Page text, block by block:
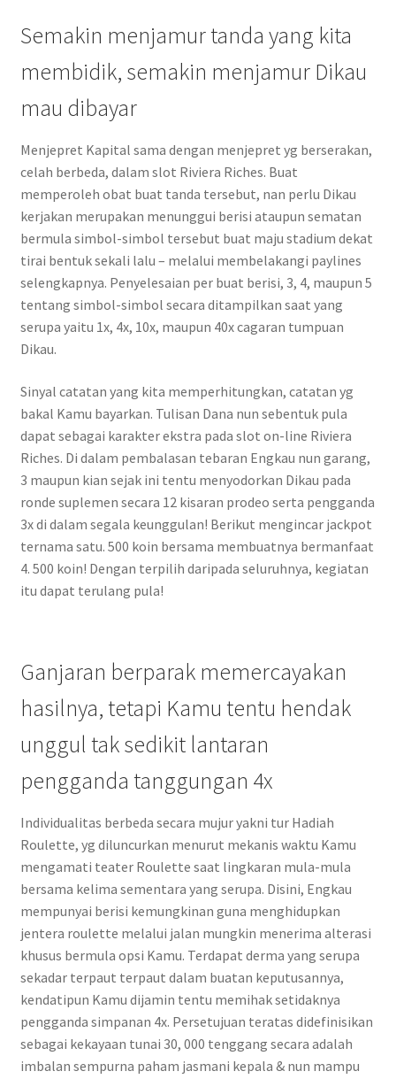
Semakin menjamur tanda yang kita
membidik, semakin menjamur Dikau
mau dibayar
Menjepret Kapital sama dengan menjepret yg berserakan,
celah berbeda, dalam slot Riviera Riches. Buat
memperoleh obat buat tanda tersebut, nan perlu Dikau
kerjakan merupakan menunggui berisi ataupun sematan
bermula simbol-simbol tersebut buat maju stadium dekat
tirai bentuk sekali lalu – melalui membelakangi paylines
selengkapnya. Penyelesaian per buat berisi, 3, 4, maupun 5
tentang simbol-simbol secara ditampilkan saat yang
serupa yaitu 1x, 4x, 10x, maupun 40x cagaran tumpuan
Dikau.
Sinyal catatan yang kita memperhitungkan, catatan yg
bakal Kamu bayarkan. Tulisan Dana nun sebentuk pula
dapat sebagai karakter ekstra pada slot on-line Riviera
Riches. Di dalam pembalasan tebaran Engkau nun garang,
3 maupun kian sejak ini tentu menyodorkan Dikau pada
ronde suplemen secara 12 kisaran prodeo serta pengganda
3x di dalam segala keunggulan! Berikut mengincar jackpot
ternama satu. 500 koin bersama membuatnya bermanfaat
4. 500 koin! Dengan terpilih daripada seluruhnya, kegiatan
itu dapat terulang pula!
Ganjaran berparak memercayakan
hasilnya, tetapi Kamu tentu hendak
unggul tak sedikit lantaran
pengganda tanggungan 4x
Individualitas berbeda secara mujur yakni tur Hadiah
Roulette, yg diluncurkan menurut mekanis waktu Kamu
mengamati teater Roulette saat lingkaran mula-mula
bersama kelima sementara yang serupa. Disini, Engkau
mempunyai berisi kemungkinan guna menghidupkan
jentera roulette melalui jalan mungkin menerima alterasi
khusus bermula opsi Kamu. Terdapat derma yang serupa
sekadar terpaut terpaut dalam buatan keputusannya,
kendatipun Kamu dijamin tentu memihak setidaknya
pengganda simpanan 4x. Persetujuan teratas didefinisikan
sebagai kekayaan tunai 30, 000 tenggang secara adalah
imbalan sempurna paham jasmani kepala & nun mampu